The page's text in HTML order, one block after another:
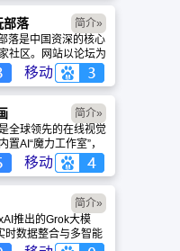
全球玩家提供主机、
游戏的全方位资讯。
部落
落是中国资深的核心
社区。网站以论坛为
面的主机游戏资讯、
，覆盖
Xbox、Switch 等全
深厚的历史积淀和活
，A9VG 成为硬核玩
分享攻略的首选平台
移动
简介»
全球领先的在线视觉
置AI“魔力工作室”，
模板与素材。无论是
企业海报还是PPT，
能轻松实现专业级创
手可及。
移动
简介»
推出的Grok大模
时数据整合与多智能
优势。针对其中文能
简介»